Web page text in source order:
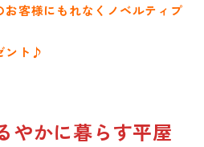
コラム
客様にもれなくノベルティプ
ント♪
やかに暮らす平屋